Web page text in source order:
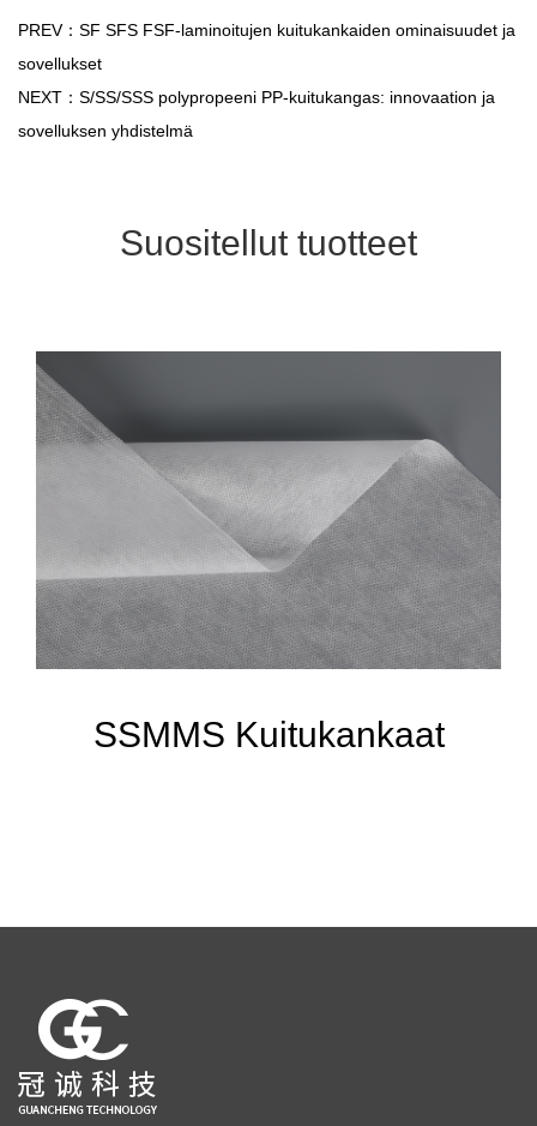
PREV：SF SFS FSF-laminoitujen kuitukankaiden ominaisuudet ja
sovellukset
NEXT：S/SS/SSS polypropeeni PP-kuitukangas: innovaation ja
sovelluksen yhdistelmä
Suositellut tuotteet
SSMMS Kuitukankaat